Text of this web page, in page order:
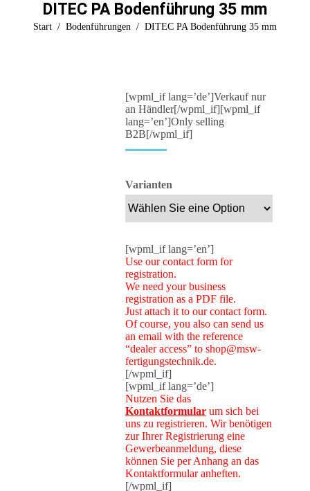
DITEC PA Bodenführung 35 mm
Sie befinden sich hier:
Start Bodenführungen DITEC PA Bodenführung 35 mm
[wpml_if lang=’de’]Verkauf nur
an Händler[/wpml_if][wpml_if
lang=’en’]Only selling
B2B[/wpml_if]
Varianten
[wpml_if lang=’en’]
Use our contact form for
registration.
We need your business
registration as a PDF file.
Just attach it to our contact form.
Of course, you also can send us
an email with the reference
“dealer access” to shop@msw-
fertigungstechnik.de.
[/wpml_if]
[wpml_if lang=’de’]
Nutzen Sie das
Kontaktformularum sich bei
uns zu registrieren. Wir benötigen
zur Ihrer Registrierung eine
Gewerbeanmeldung, diese
können Sie per Anhang an das
Kontaktformular anheften.
[/wpml_if]